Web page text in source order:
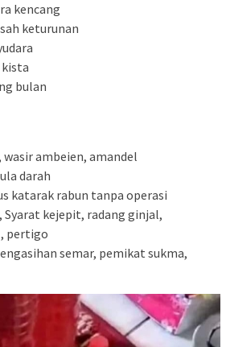
kencang
keturunan
bulan
ambeien, amandel
darah
katarak rabun tanpa operasi
Syarat kejepit, radang ginjal,
pertigo
semar, pemikat sukma,